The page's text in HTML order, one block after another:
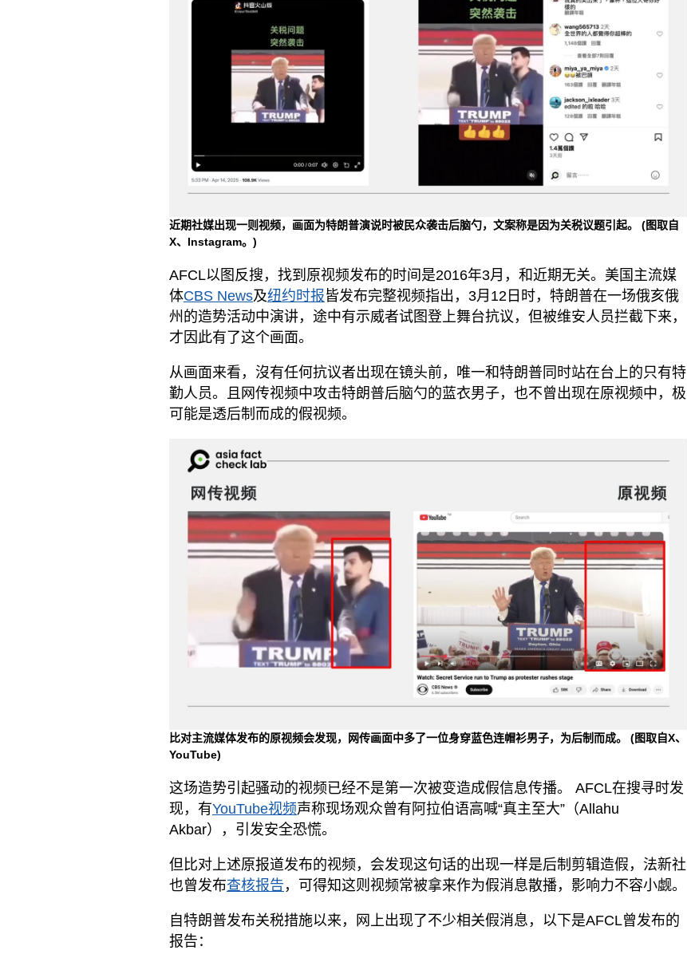
近期社媒出现一则视频，画面为特朗普演说时被民众袭击后脑勺，文案称是因为关税议题引起。 (图取自
X、Instagram。)
AFCL以图反搜，找到原视频发布的时间是2016年3月，和近期无关。美国主流媒
体CBS News及纽约时报皆发布完整视频指出，3月12日时，特朗普在一场俄亥俄
州的造势活动中演讲，途中有示威者试图登上舞台抗议，但被维安人员拦截下来，
才因此有了这个画面。
从画面来看，沒有任何抗议者出现在镜头前，唯一和特朗普同时站在台上的只有特
勤人员。且网传视频中攻击特朗普后脑勺的蓝衣男子，也不曾出现在原视频中，极
可能是透后制而成的假视频。
比对主流媒体发布的原视频会发现，网传画面中多了一位身穿蓝色连帽衫男子，为后制而成。 (图取自X、
YouTube)
这场造势引起骚动的视频已经不是第一次被变造成假信息传播。 AFCL在搜寻时发
现，有YouTube视频声称现场观众曾有阿拉伯语高喊“真主至大”（Allahu
Akbar），引发安全恐慌。
但比对上述原报道发布的视频，会发现这句话的出现一样是后制剪辑造假，法新社
也曾发布查核报告 ，可得知这则视频常被拿来作为假消息散播，影响力不容小觑。
自特朗普发布关税措施以来，网上出现了不少相关假消息，以下是AFCL曾发布的
报告：